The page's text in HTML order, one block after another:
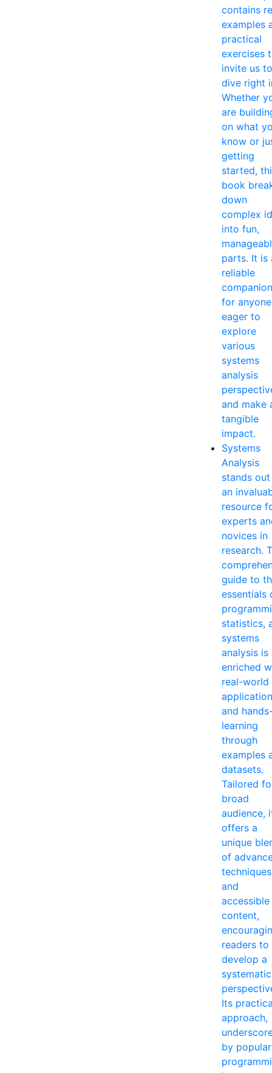
contains
examples
practical
exercises
invite us to
dive right
Whether
are
on what
know or
getting
started,
book
down
complex
into fun,
parts. It is
reliable
companion
for anyone
eager to
explore
various
systems
analysis
and make
tangible
impact.
Systems
Analysis
stands out
an
resource
experts
novices in
research.
guide to
essentials
statistics,
systems
analysis is
enriched
real-world
and
learning
through
examples
datasets.
Tailored
broad
audience,
offers a
unique
of
techniques
and
accessible
content,
readers to
develop a
systematic
Its
approach,
by popular